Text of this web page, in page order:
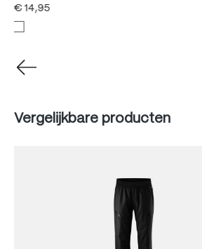
€ 14,95
Produktgalerie überspringen
Vergelijkbare producten